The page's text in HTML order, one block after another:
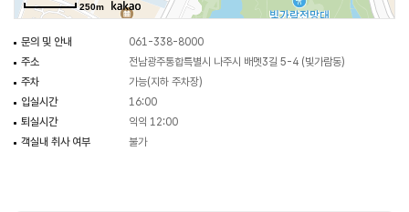
250m
문의 및 안내
061-338-8000
주소
전남광주통합특별시 나주시 배멧3길 5-4 (빛가람동)
주차
가능(지하 주차장)
입실시간
16:00
퇴실시간
익익 12:00
객실내 취사 여부
불가